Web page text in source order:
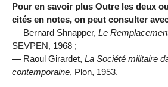
Pour en savoir plus Outre les deux
cités en notes, on peut consulter
— Bernard Shnapper, Le
SEVPEN, 1968 ;
— Raoul Girardet, La Société militaire
contemporaine, Plon, 1953.